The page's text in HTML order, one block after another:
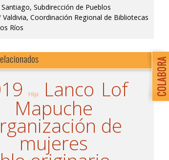
Santiago, Subdirección de Pueblos
Valdivia, Coordinación Regional de Bibliotecas
Ríos
Hija Lanco Lof
Mapuche
de
mujeres